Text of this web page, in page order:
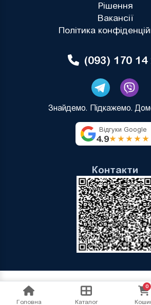
Рішення
Вакансії
Політика
(093) 170 14
Знайдемо. Підкажемо.
Відгуки Google
4.9★★★★★
Контакти
Головна Каталог
0